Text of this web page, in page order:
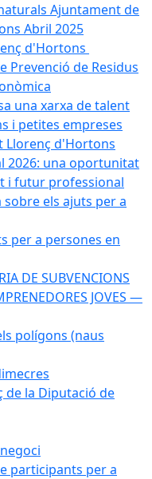
Ajuntament de
Abril 2025
d'Hortons
Prevenció de Residus
una xarxa de talent
i petites empreses
Llorenç d'Hortons
2026: una oportunitat
i futur professional
els ajuts per a
per a persones en
DE SUBVENCIONS
JOVES —
polígons (naus
de la Diputació de
participants per a